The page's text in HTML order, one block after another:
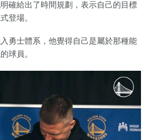
確給出了時間規劃，表示自己的目標
登場。
勇士體系，他覺得自己是屬於那種能
球員。